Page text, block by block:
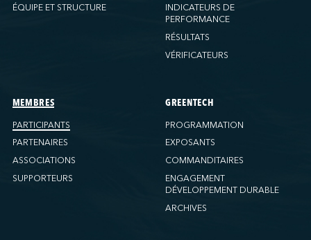
Ports America (New Orleans)
Ports America (WBCT)
Ports America (Wilmington)
PSA Halifax
PSA Halifax (Fairview Cove)
QSL America
ÉQUIPE ET STRUCTURE
INDICATEURS DE
PERFORMANCE
RÉSULTATS
VÉRIFICATEURS
MEMBRES
PARTICIPANTS
PARTENAIRES
ASSOCIATIONS
SUPPORTEURS
GREENTECH
PROGRAMMATION
EXPOSANTS
COMMANDITAIRES
ENGAGEMENT
DÉVELOPPEMENT DURABLE
ARCHIVES